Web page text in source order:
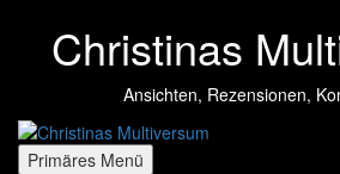
springenChristinas
Ansichten, Rezensionen,
Primäres Menü